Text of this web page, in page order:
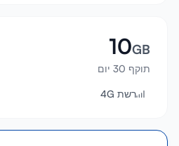
10GB
תוקף 30 יום
רשת 4G